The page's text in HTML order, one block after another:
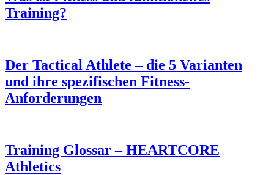
Training?
Der Tactical Athlete – die 5 Varianten
und ihre spezifischen Fitness-
Anforderungen
Training Glossar – HEARTCORE
Athletics